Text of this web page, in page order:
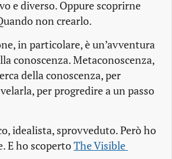
e diverso. Oppure scoprirne
non crearlo.
in particolare, è un’avventura
conoscenza. Metaconoscenza,
della conoscenza, per
per progredire a un passo
idealista, sprovveduto. Però ho
E ho scopertoThe Visible